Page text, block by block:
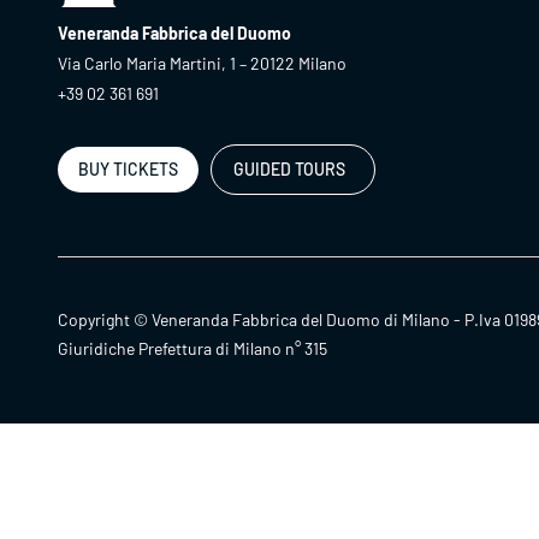
Veneranda Fabbrica del Duomo
Via Carlo Maria Martini, 1 – 20122 Milano
+39 02 361 691
BUY TICKETS GUIDED TOURS
Copyright © Veneranda Fabbrica del Duomo di Milano - P.Iva
Giuridiche Prefettura di Milano n° 315